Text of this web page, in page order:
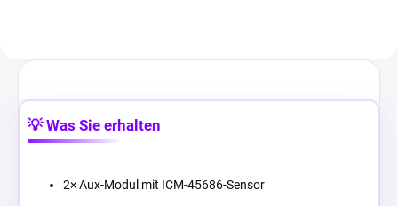
💡 Was Sie erhalten
2× Aux-Modul mit ICM-45686-Sensor